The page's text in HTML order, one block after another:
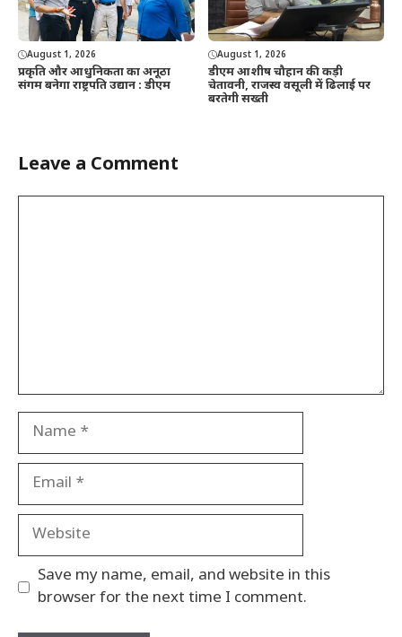
August 1, 2026
प्रकृति और आधुनिकता का अनूठा
संगम बनेगा राष्ट्रपति उद्यान : डीएम
August 1, 2026
डीएम आशीष चौहान की कड़ी
चेतावनी, राजस्व वसूली में ढिलाई पर
बरतेगी सख्ती
Leave a Comment
Name
Email
Website
Save my name, email, and website in this
browser for the next time I comment.